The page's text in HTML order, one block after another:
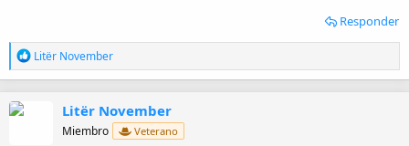
Responder
R
e
a
Litër November
Litër November
Miembro Veterano